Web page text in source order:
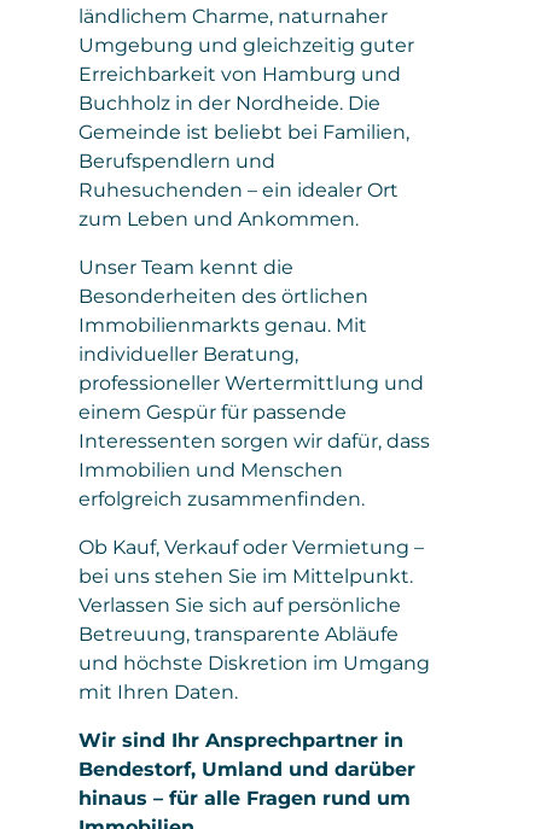
ländlichem Charme, naturnaher
Umgebung und gleichzeitig guter
Erreichbarkeit von Hamburg und
Buchholz in der Nordheide. Die
Gemeinde ist beliebt bei Familien,
Berufspendlern und
Ruhesuchenden – ein idealer Ort
zum Leben und Ankommen.
Unser Team kennt die
Besonderheiten des örtlichen
Immobilienmarkts genau. Mit
individueller Beratung,
professioneller Wertermittlung und
einem Gespür für passende
Interessenten sorgen wir dafür, dass
Immobilien und Menschen
erfolgreich zusammenfinden.
Ob Kauf, Verkauf oder Vermietung –
bei uns stehen Sie im Mittelpunkt.
Verlassen Sie sich auf persönliche
Betreuung, transparente Abläufe
und höchste Diskretion im Umgang
mit Ihren Daten.
Wir sind Ihr Ansprechpartner in
Bendestorf, Umland und darüber
hinaus – für alle Fragen rund um